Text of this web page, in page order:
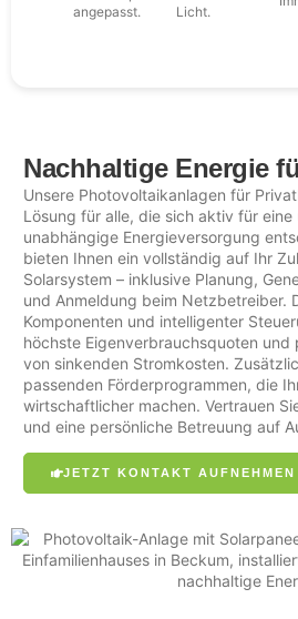
angepasst.
Licht.
Nachhaltige Energie
Unsere Photovoltaikanlagen für
Lösung für alle, die sich aktiv für
unabhängige Energieversorgung
bieten Ihnen ein vollständig auf Ihr
Solarsystem – inklusive Planung,
und Anmeldung beim Netzbetreiber.
Komponenten und intelligenter
höchste Eigenverbrauchsquoten
von sinkenden Stromkosten.
passenden Förderprogrammen, die
wirtschaftlicher machen. Vertrauen
und eine persönliche Betreuung auf
JETZT KONTAKT AUFNEHMEN